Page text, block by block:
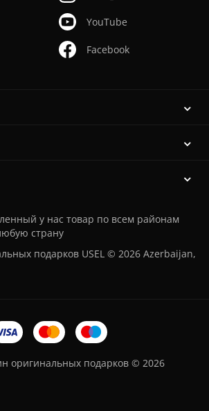
YouTube
Facebook
у нас товар по всем районам
страну
подарков USEL © 2026 Azerbaijan,
оригинальных подарков © 2026